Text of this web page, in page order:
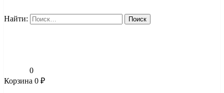
Найти:
0
Корзина 0 ₽